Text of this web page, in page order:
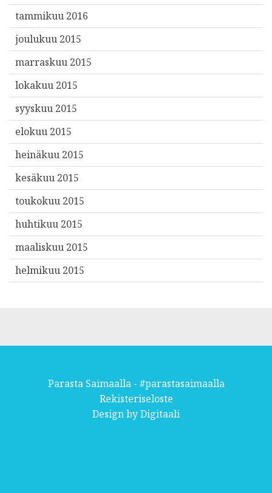
tammikuu 2016
joulukuu 2015
marraskuu 2015
lokakuu 2015
syyskuu 2015
elokuu 2015
heinäkuu 2015
kesäkuu 2015
toukokuu 2015
huhtikuu 2015
maaliskuu 2015
helmikuu 2015
Parasta Saimaalla - #parastasaimaalla
Rekisteriseloste
Design byDigitaali